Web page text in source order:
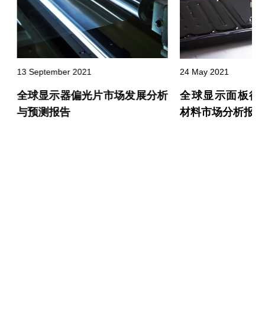
13 September 2021
全球显示器偏光片市场发展分析
与预测报告
24 May 2021
全球显示面板行
材料市场分析报告